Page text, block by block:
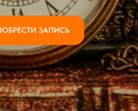
ЗАПИСЬ